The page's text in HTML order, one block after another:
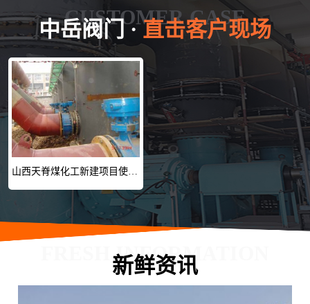
CUSTOMER CASE
中岳阀门 ·直击客户现场
FRESH INFORMATION
新鲜资讯